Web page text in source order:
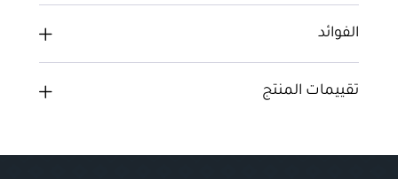
الفوائد
تقييمات المنتج